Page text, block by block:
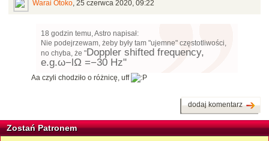
Warai Otoko, 25 czerwca 2020, 09:22
18 godzin temu, Astro napisał:
Nie podejrzewam, żeby były tam "ujemne" częstotliwości,
no chyba, że " Doppler shifted frequency,
e.g.ω− Ω =−30 Hz"
Aa czyli chodziło o różnicę, uff
dodaj komentarz
Zostań Patronem